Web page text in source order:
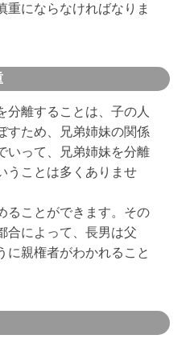
重にならなければなりま
分離することは、子の人
すため、兄弟姉妹の関係
いって、兄弟姉妹を分離
うことは多くありませ
ることができます。その
合によって、長男は父
に親権者がわかれること